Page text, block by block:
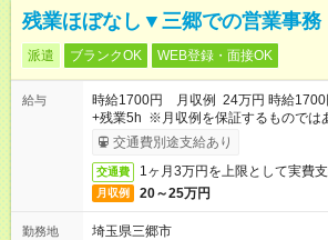
残業ほぼなし▼三郷での営業事務
派遣 ブランクOK WEB登録・面接OK
給与
時給1700円 月収例 24万円 時給1700
+残業5h ※月収例を保証するものでは
りサービス利用可（利用条件有）
交通費別途支給あり
交通費 1ヶ月3万円を上限として実費
月収例 20～25万円
勤務地
埼玉県三郷市